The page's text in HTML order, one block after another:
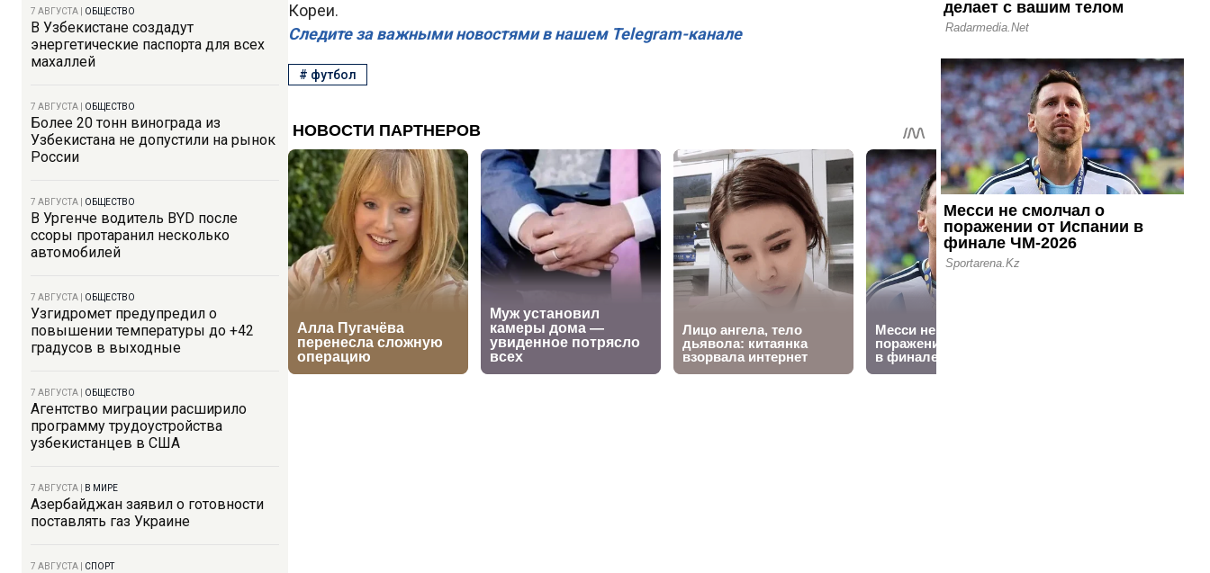
7 АВГУСТА ОБЩЕСТВО
В Узбекистане создадут
энергетические паспорта для всех
махаллей
7 АВГУСТА ОБЩЕСТВО
Более 20 тонн винограда из
Узбекистана не допустили на рынок
России
7 АВГУСТА ОБЩЕСТВО
В Ургенче водитель BYD после
ссоры протаранил несколько
автомобилей
7 АВГУСТА ОБЩЕСТВО
Узгидромет предупредил о
повышении температуры до +42
градусов в выходные
7 АВГУСТА ОБЩЕСТВО
Агентство миграции расширило
программу трудоустройства
узбекистанцев в США
7 АВГУСТА В МИРЕ
Азербайджан заявил о готовности
поставлять газ Украине
7 АВГУСТА СПОРТ
Кореи.
Следите за важными новостями в нашем Telegram-канале
# футбол